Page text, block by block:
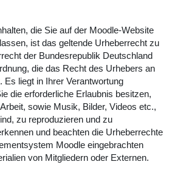
die Sie auf der Moodle-Website
ist das geltende Urheberrecht zu
der Bundesrepublik Deutschland
die das Recht des Urhebers an
Es liegt in Ihrer Verantwortung
die erforderliche Erlaubnis besitzen,
sowie Musik, Bilder, Videos etc.,
zu reproduzieren und zu
und beachten die Urheberrechte
Moodle eingebrachten
von Mitgliedern oder Externen.